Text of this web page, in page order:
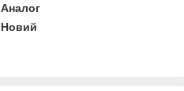
Аналог
Новий